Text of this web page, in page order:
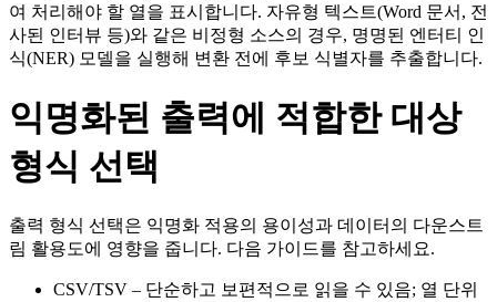
여 처리해야 할 열을 표시합니다. 자유형 텍스트(Word 문서, 전
사된 인터뷰 등)와 같은 비정형 소스의 경우, 명명된 엔터티 인
식(NER) 모델을 실행해 변환 전에 후보 식별자를 추출합니다.
익명화된 출력에 적합한 대상
형식 선택
출력 형식 선택은 익명화 적용의 용이성과 데이터의 다운스트
림 활용도에 영향을 줍니다. 다음 가이드를 참고하세요.
CSV/TSV – 단순하고 보편적으로 읽을 수 있음; 열 단위